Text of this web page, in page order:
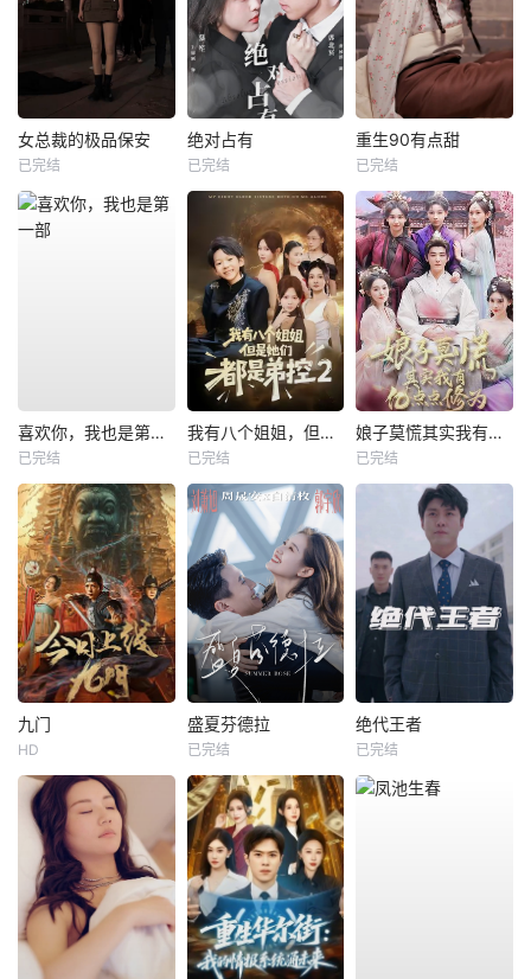
女总裁的极品保安
已完结
绝对占有
已完结
重生90有点甜
已完结
喜欢你，我也是第一部
已完结
我有八个姐姐，但是他们都是弟控2
已完结
娘子莫慌其实我有亿点点修为
已完结
九门
HD
盛夏芬德拉
已完结
绝代王者
已完结